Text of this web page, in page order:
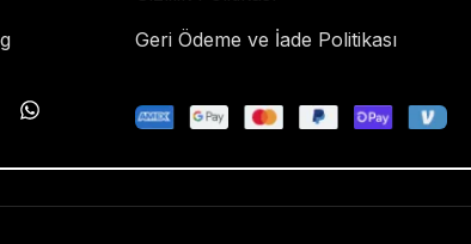
Geri Ödeme ve İade Politikası